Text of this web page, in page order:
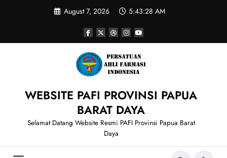
August 7, 2026 5:43:28 AM
WEBSITE PAFI PROVINSI PAPUA
BARAT DAYA
Selamat Datang Website Resmi PAFI Provinsi Papua Barat
Daya